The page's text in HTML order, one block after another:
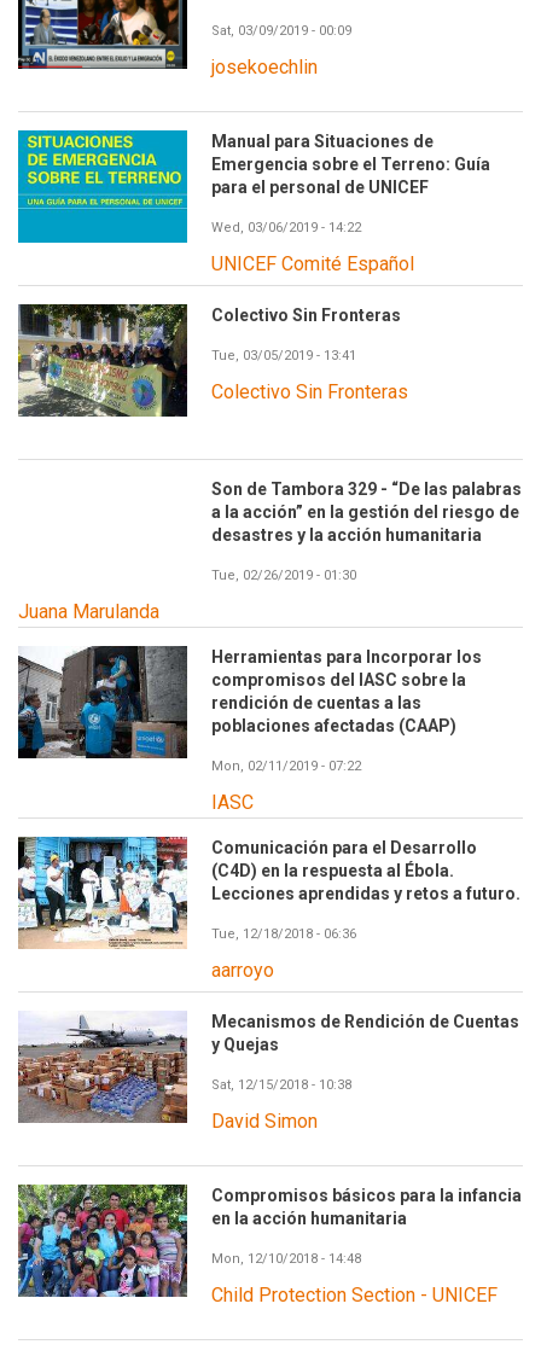
Sat, 03/09/2019 - 00:09
josekoechlin
Manual para Situaciones de
Emergencia sobre el Terreno: Guía
para el personal de UNICEF
Wed, 03/06/2019 - 14:22
UNICEF Comité Español
Colectivo Sin Fronteras
Tue, 03/05/2019 - 13:41
Colectivo Sin Fronteras
Son de Tambora 329 - “De las palabras
a la acción” en la gestión del riesgo de
desastres y la acción humanitaria
Tue, 02/26/2019 - 01:30
Juana Marulanda
Herramientas para Incorporar los
compromisos del IASC sobre la
rendición de cuentas a las
poblaciones afectadas (CAAP)
Mon, 02/11/2019 - 07:22
IASC
Comunicación para el Desarrollo
(C4D) en la respuesta al Ébola.
Lecciones aprendidas y retos a futuro.
Tue, 12/18/2018 - 06:36
aarroyo
Mecanismos de Rendición de Cuentas
y Quejas
Sat, 12/15/2018 - 10:38
David Simon
Compromisos básicos para la infancia
en la acción humanitaria
Mon, 12/10/2018 - 14:48
Child Protection Section - UNICEF